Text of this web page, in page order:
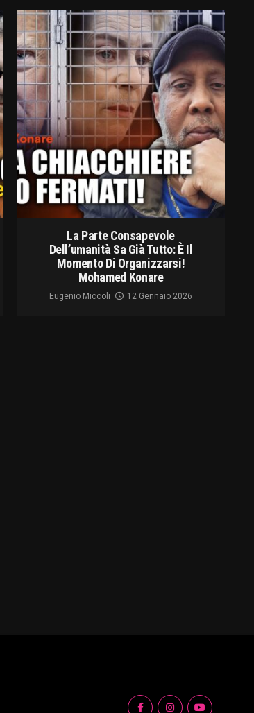
La Parte Consapevole
Dell’umanità Sa Già Tutto: È Il
Momento Di Organizzarsi!
Mohamed Konare
Eugenio Miccoli 12 Gennaio 2026